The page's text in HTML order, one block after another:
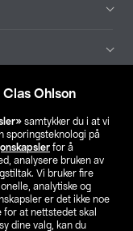
Ohlson
samtykker du i at vi
sporingsteknologi på
for å
analysere bruken av
Vi bruker fire
analytiske og
er det ikke noe
for at nettstedet skal
dine valg, kan du